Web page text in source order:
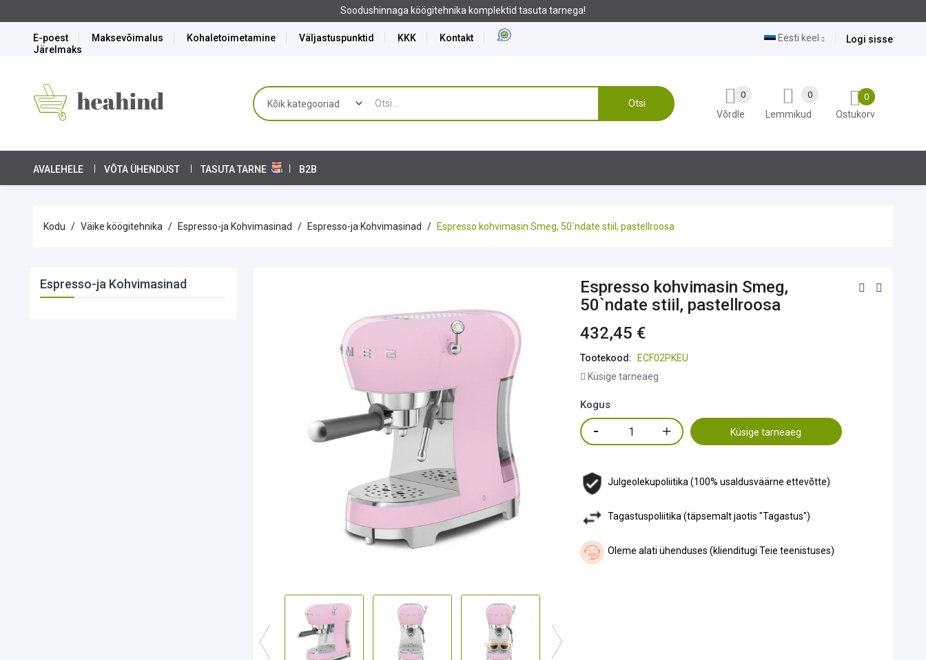
E-poest Maksevõimalus Kohaletoimetamine Väljastuspunktid KKK
Kontakt
Järelmaks
Logi sisse
Eesti keel
Otsi
0
Ostukorv
Lemmikud
0
Võrdle
0
AVALEHELE VÕTA ÜHENDUST TASUTA TARNE B2B
Kodu Väike köögitehnika Espresso-ja Kohvimasinad Espresso-ja Kohvimasinad Espresso kohvimasin Smeg, 50`ndate stiil, pastellroosa
Espresso-ja Kohvimasinad
Espresso kohvimasin Smeg,
50`ndate stiil, pastellroosa
432,45 €
Tootekood:
ECF02PKEU
Küsige tarneaeg
Kogus
Küsige tarneaeg
Julgeolekupoliitika (100% usaldusväärne ettevõtte)
Tagastuspoliitika (täpsemalt jaotis "Tagastus")
Oleme alati ühenduses (klienditugi Teie teenistuses)